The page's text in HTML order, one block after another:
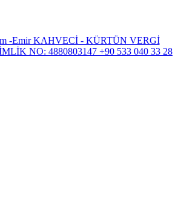
-Emir KAHVECİ - KÜRTÜN VERGİ
NO: 4880803147 +90 533 040 33 28